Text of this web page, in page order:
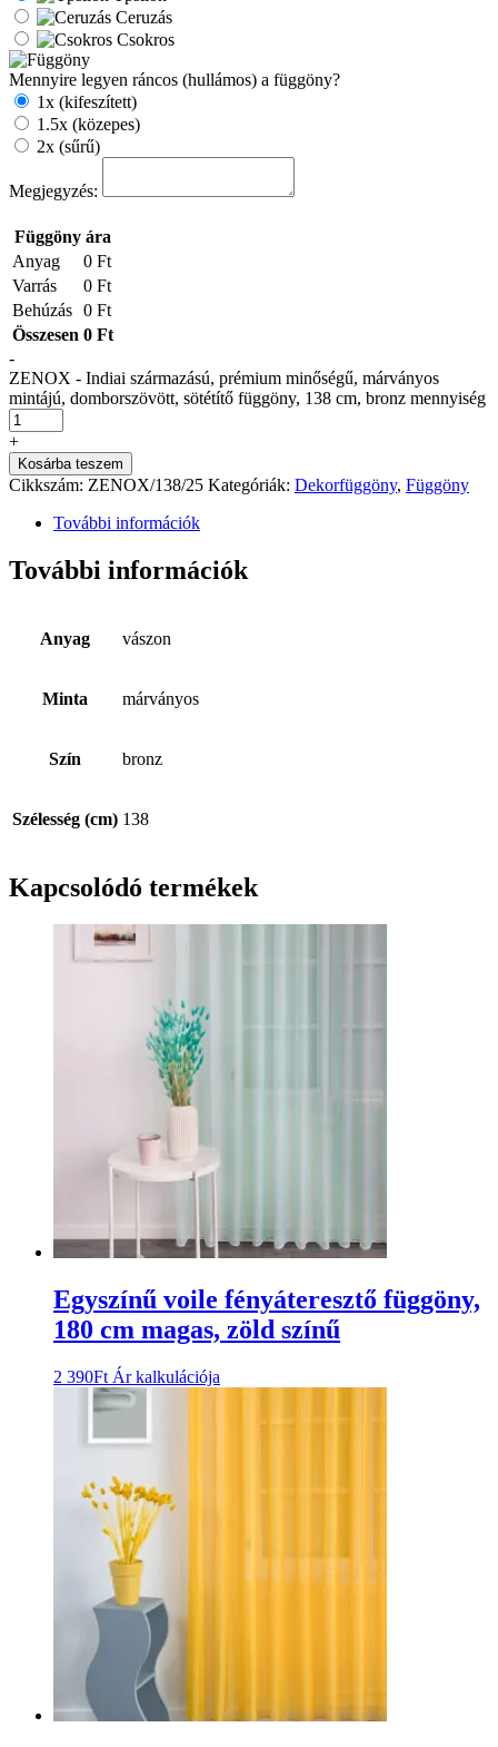
Ceruzás
Csokros
Mennyire legyen ráncos (hullámos) a függöny?
1x (kifeszített)
1.5x (közepes)
2x (sűrű)
Megjegyzés:
Függöny ára
Anyag
0 Ft
Varrás
0 Ft
Behúzás 0 Ft
Összesen 0 Ft
-
ZENOX - Indiai származású, prémium minőségű, márványos
mintájú, domborszövött, sötétítő függöny, 138 cm, bronz mennyiség
+
Kosárba teszem
Cikkszám: ZENOX/138/25 Kategóriák: Dekorfüggöny, Függöny
További információk
További információk
Anyag vászon
Minta márványos
Szín bronz
Szélesség (cm) 138
Kapcsolódó termékek
Egyszínű voile fényáteresztő függöny,
180 cm magas, zöld színű
2 390Ft Ár kalkulációja